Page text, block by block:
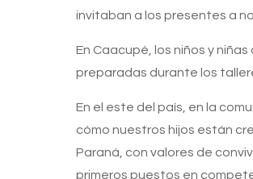
invitaban a los presentes a
En Caacupé, los niños y
preparadas durante los
En el este del país, en la
cómo nuestros hijos están
Paraná, con valores de
primeros puestos en